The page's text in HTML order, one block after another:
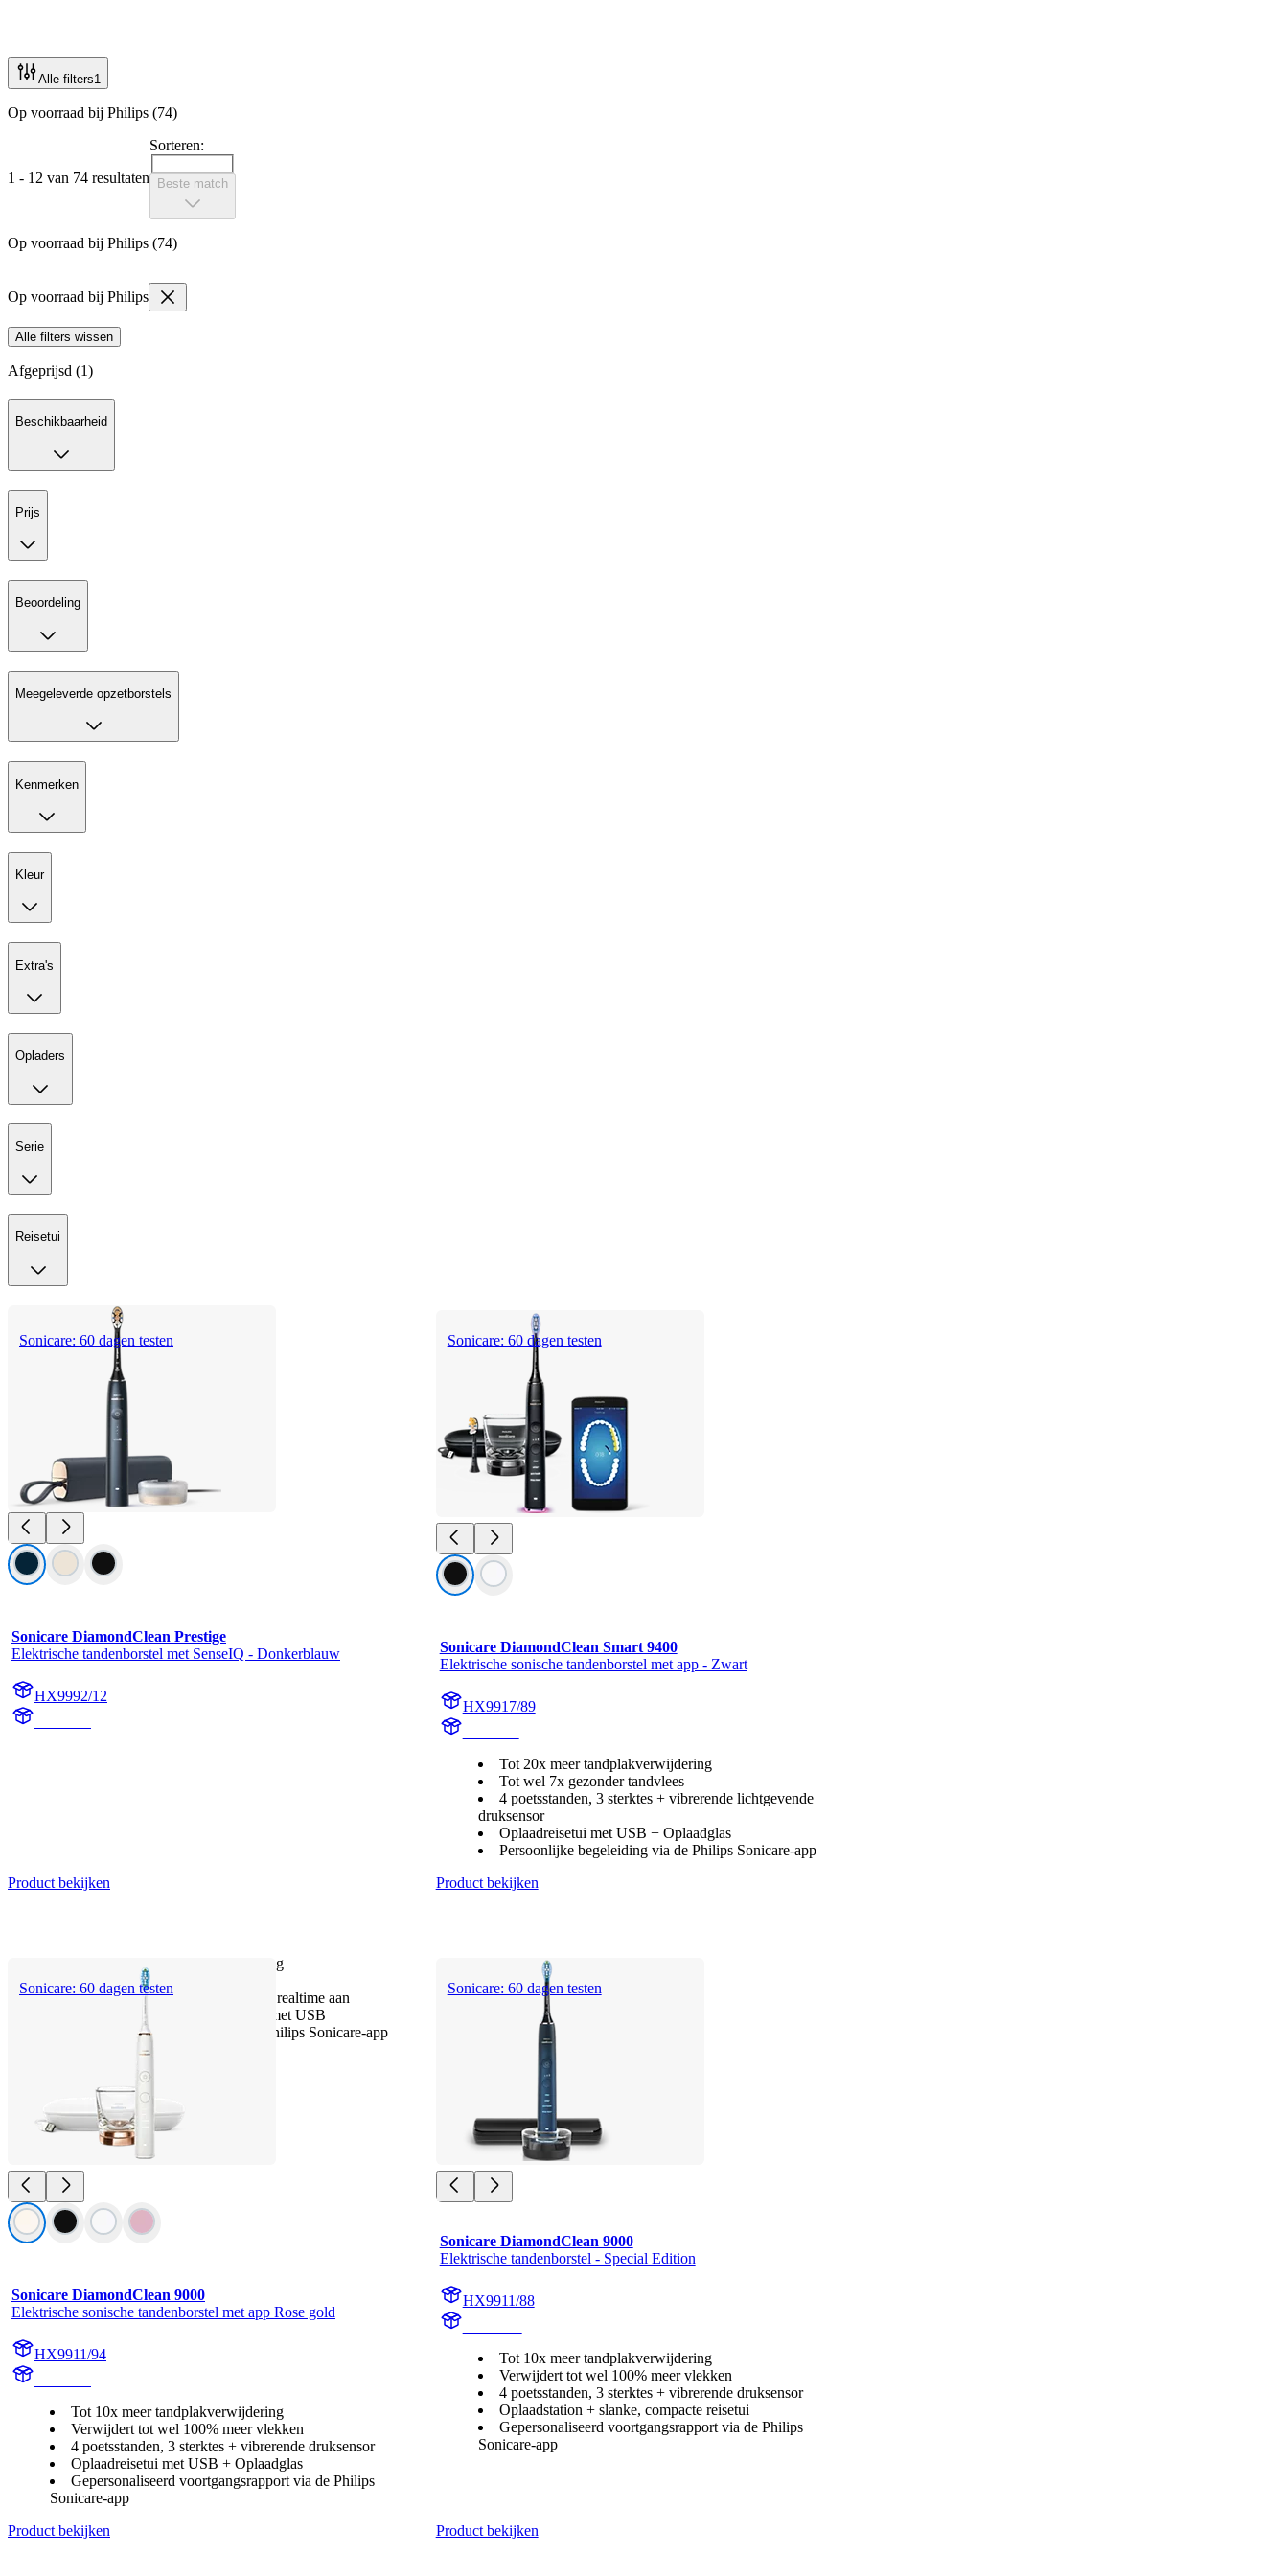
Alle filters1
Op voorraad bij Philips (74)
1 - 12 van 74 resultaten
Sorteren:
Beste match
Op voorraad bij Philips (74)
Op voorraad bij Philips
Alle filters wissen
Afgeprijsd (1)
Beschikbaarheid
Prijs
Beoordeling
Meegeleverde opzetborstels
Kenmerken
Kleur
Extra's
Opladers
Serie
Reisetui
Sonicare: 60 dagen testen
Sonicare DiamondClean Prestige
Elektrische tandenborstel met SenseIQ - Donkerblauw
HX9992/12
Tot 20x meer tandplakverwijdering
Tot 15 x gezonder tandvlees
SenseIQ-technologie: past zich in realtime aan
Oplaadstation + Prestige reisetui met USB
Persoonlijke begeleiding via de Philips Sonicare-app
Product bekijken
Sonicare: 60 dagen testen
Sonicare DiamondClean Smart 9400
Elektrische sonische tandenborstel met app - Zwart
HX9917/89
Tot 20x meer tandplakverwijdering
Tot wel 7x gezonder tandvlees
4 poetsstanden, 3 sterktes + vibrerende lichtgevende
druksensor
Oplaadreisetui met USB + Oplaadglas
Persoonlijke begeleiding via de Philips Sonicare-app
Product bekijken
Sonicare: 60 dagen testen
Sonicare DiamondClean 9000
Elektrische sonische tandenborstel met app Rose gold
HX9911/94
Tot 10x meer tandplakverwijdering
Verwijdert tot wel 100% meer vlekken
4 poetsstanden, 3 sterktes + vibrerende druksensor
Oplaadreisetui met USB + Oplaadglas
Gepersonaliseerd voortgangsrapport via de Philips
Sonicare-app
Product bekijken
Sonicare: 60 dagen testen
Sonicare DiamondClean 9000
Elektrische tandenborstel - Special Edition
HX9911/88
Tot 10x meer tandplakverwijdering
Verwijdert tot wel 100% meer vlekken
4 poetsstanden, 3 sterktes + vibrerende druksensor
Oplaadstation + slanke, compacte reisetui
Gepersonaliseerd voortgangsrapport via de Philips
Sonicare-app
Product bekijken